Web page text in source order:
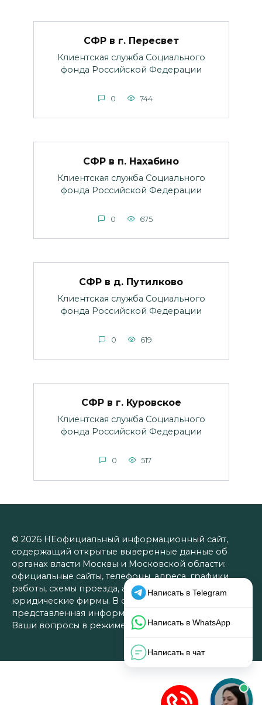
СФР в г. Пересвет
Клиентская служба Социального
фонда Российской Федерации
0 744
СФР в п. Нахабино
Клиентская служба Социального
фонда Российской Федерации
0 675
СФР в д. Путилково
Клиентская служба Социального
фонда Российской Федерации
0 619
СФР в г. Куровское
Клиентская служба Социального
фонда Российской Федерации
0 517
© 2026 НЕофициальный информационный сайт,
содержащий открытые выверенные данные об
органах власти Москвы и Московской области:
официальные сайты, телефоны, адреса, графики
работы, схемы проезда, а также ссылки на
юридические фирмы. В совокупности
представленная информация позволит разрешить
Ваши вопросы в режиме одной страницы.